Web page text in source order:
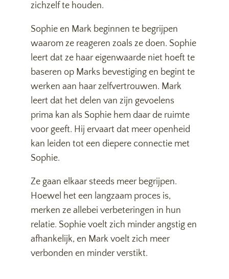
zichzelf te houden.
Sophie en Mark beginnen te begrijpen
waarom ze reageren zoals ze doen. Sophie
leert dat ze haar eigenwaarde niet hoeft te
baseren op Marks bevestiging en begint te
werken aan haar zelfvertrouwen. Mark
leert dat het delen van zijn gevoelens
prima kan als Sophie hem daar de ruimte
voor geeft. Hij ervaart dat meer openheid
kan leiden tot een diepere connectie met
Sophie.
Ze gaan elkaar steeds meer begrijpen.
Hoewel het een langzaam proces is,
merken ze allebei verbeteringen in hun
relatie. Sophie voelt zich minder angstig en
afhankelijk, en Mark voelt zich meer
verbonden en minder verstikt.